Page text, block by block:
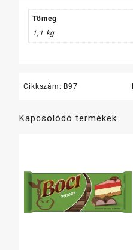
Tömeg
1,1 kg
Cikkszám: B97
Kapcsolódó termékek